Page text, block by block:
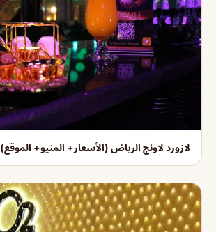
لازورد لاونج الرياض (الأسعار+ المنيو+ الموقع)